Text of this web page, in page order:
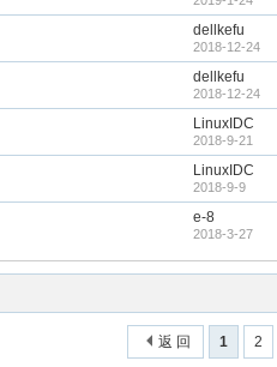
dellkefu
2018-12-24
dellkefu
2018-12-24
LinuxIDC
2018-9-21
LinuxIDC
2018-9-9
e-8
2018-3-27
1 2
返 回